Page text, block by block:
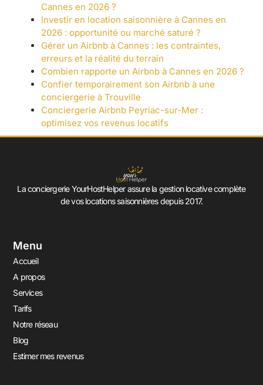
Cannes en 2026 ?
Investir en location saisonnière à Cannes en
2026 : opportunité ou marché saturé ?
Gérer un Airbnb à Cannes : les contraintes,
erreurs et la réalité du terrain
Combien rapporte un Airbnb à Cannes en 2026 ?
Confier temporairement son Airbnb à une
conciergerie à Trouville
Conciergerie Airbnb Peyriac-sur-Mer :
optimisez vos revenus locatifs
La conciergerie YourHostHelper assure la gestion locative complète
de vos locations saisonnières depuis 2017.
Menu
Accueil
A propos
Services
Tarifs
Notre réseau
Blog
Estimer mes revenus